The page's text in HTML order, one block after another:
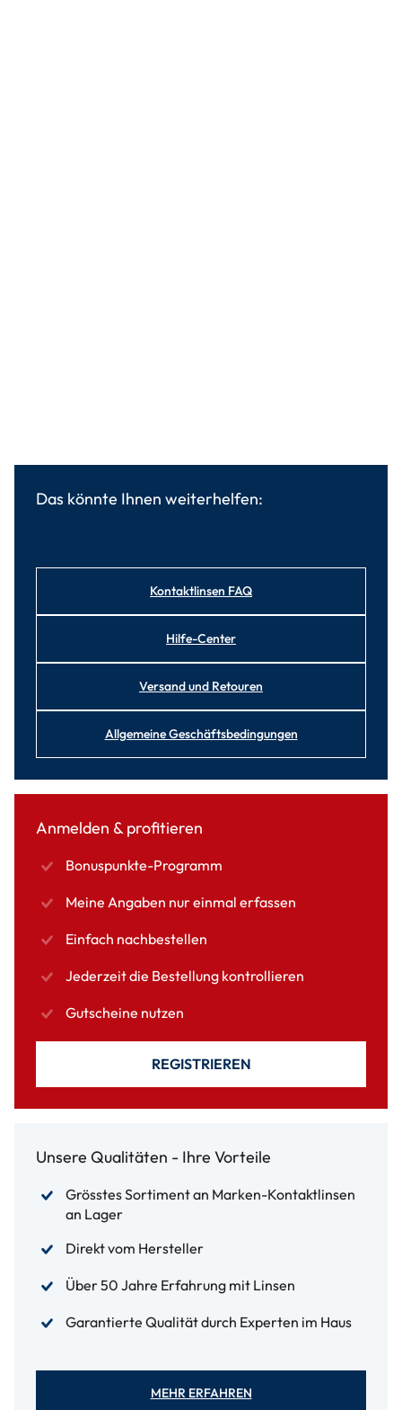
Das könnte Ihnen weiterhelfen:
Kontaktlinsen FAQ
Hilfe-Center
Versand und Retouren
Allgemeine Geschäftsbedingungen
Anmelden & profitieren
Bonuspunkte-Programm
Meine Angaben nur einmal erfassen
Einfach nachbestellen
Jederzeit die Bestellung kontrollieren
Gutscheine nutzen
REGISTRIEREN
Unsere Qualitäten - Ihre Vorteile
Grösstes Sortiment an Marken-Kontaktlinsen
an Lager
Direkt vom Hersteller
Über 50 Jahre Erfahrung mit Linsen
Garantierte Qualität durch Experten im Haus
MEHR ERFAHREN